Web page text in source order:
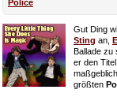
Police
Gut Ding
Sting an,
Ballade zu
er den
größten